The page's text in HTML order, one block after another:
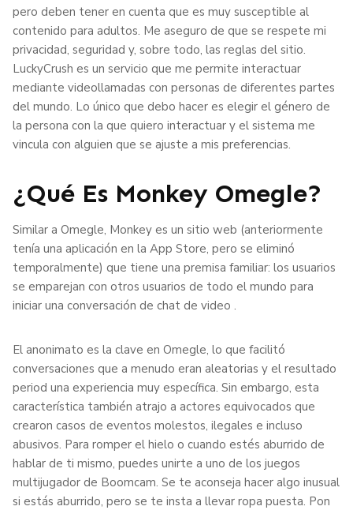
pero deben tener en cuenta que es muy susceptible al
contenido para adultos. Me aseguro de que se respete mi
privacidad, seguridad y, sobre todo, las reglas del sitio.
LuckyCrush es un servicio que me permite interactuar
mediante videollamadas con personas de diferentes partes
del mundo. Lo único que debo hacer es elegir el género de
la persona con la que quiero interactuar y el sistema me
vincula con alguien que se ajuste a mis preferencias.
¿Qué Es Monkey Omegle?
Similar a Omegle, Monkey es un sitio web (anteriormente
tenía una aplicación en la App Store, pero se eliminó
temporalmente) que tiene una premisa familiar: los usuarios
se emparejan con otros usuarios de todo el mundo para
iniciar una conversación de chat de video .
El anonimato es la clave en Omegle, lo que facilitó
conversaciones que a menudo eran aleatorias y el resultado
period una experiencia muy específica. Sin embargo, esta
característica también atrajo a actores equivocados que
crearon casos de eventos molestos, ilegales e incluso
abusivos. Para romper el hielo o cuando estés aburrido de
hablar de ti mismo, puedes unirte a uno de los juegos
multijugador de Boomcam. Se te aconseja hacer algo inusual
si estás aburrido, pero se te insta a llevar ropa puesta. Pon